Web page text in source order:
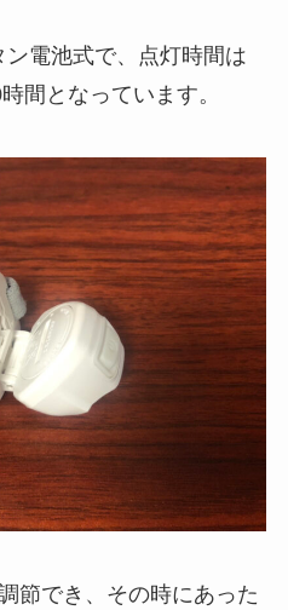
電池式で、点灯時間は
間となっています。
節でき、その時にあった